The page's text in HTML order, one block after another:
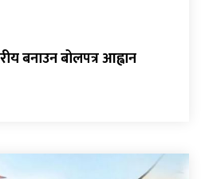
बनाउन बोलपत्र आह्वान